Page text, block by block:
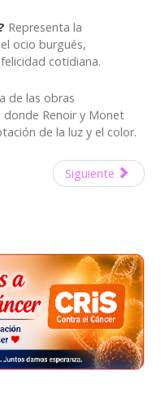
Representa la
ocio burgués,
cotidiana.
de las obras
Renoir y Monet
de la luz y el color.
Siguiente